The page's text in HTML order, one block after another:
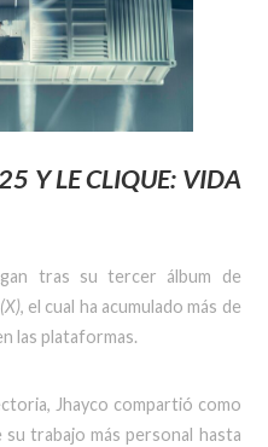
Y LE CLIQUE: VIDA
tras su tercer álbum de
, el cual ha acumulado más de
las plataformas.
Jhayco compartió como
trabajo más personal hasta